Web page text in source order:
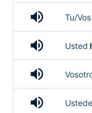
volume_up Tu/Vos
volume_up Usted
volume_up
volume_up